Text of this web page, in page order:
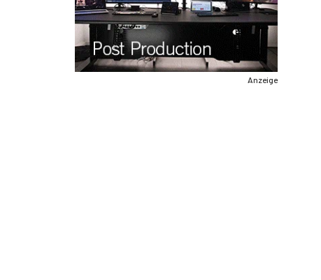
Anzeige